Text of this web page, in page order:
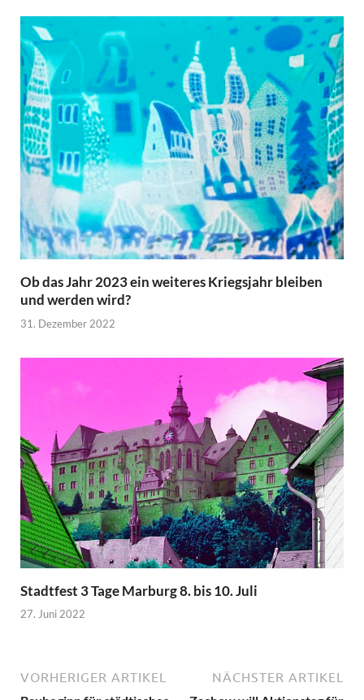
Ob das Jahr 2023 ein weiteres Kriegsjahr bleiben
und werden wird?
31. Dezember 2022
Stadtfest 3 Tage Marburg 8. bis 10. Juli
27. Juni 2022
VORHERIGER ARTIKEL NÄCHSTER ARTIKEL